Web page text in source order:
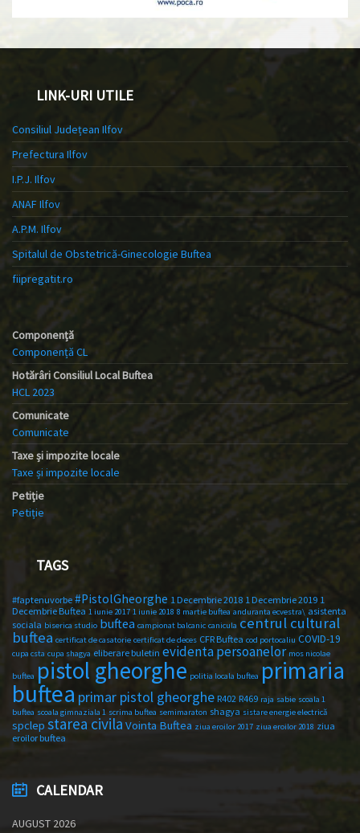
LINK-URI UTILE
Consiliul Județean Ilfov
Prefectura Ilfov
I.P.J. Ilfov
ANAF Ilfov
A.P.M. Ilfov
Spitalul de Obstetrică-Ginecologie Buftea
fiipregatit.ro
Componență
Componență CL
Hotărâri Consiliul Local Buftea
HCL 2023
Comunicate
Comunicate
Taxe și impozite locale
Taxe și impozite locale
Petiție
Petiție
TAGS
#faptenuvorbe #PistolGheorghe 1 Decembrie 2018 1 Decembrie 2019 1
Decembrie Buftea 1 iunie 2017 1 iunie 2018 8 martie buftea anduranta ecvestra\ asistenta
sociala biserica studio buftea campionat balcanic canicula centrul cultural
buftea certificat de casatorie certificat de deces CFR Buftea cod portocaliu COVID-19
cupa csta cupa shagya eliberare buletin evidenta persoanelor mos nicolae
buftea pistol gheorghe politia locala buftea primaria
buftea primar pistol gheorghe R402 R469 raja sabie scoala 1
buftea scoala gimnaziala 1 scrima buftea semimaraton shagya sistare energie electrică
spclep starea civila Vointa Buftea ziua eroilor 2017 ziua eroilor 2018 ziua
eroilor buftea
CALENDAR
AUGUST 2026